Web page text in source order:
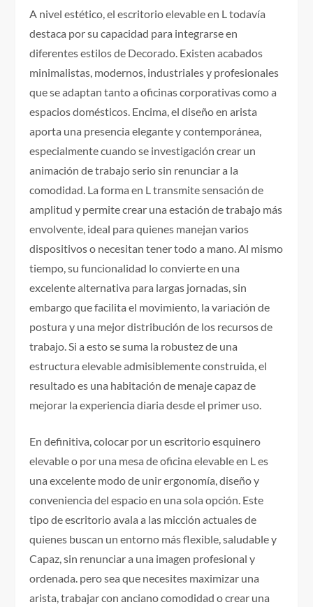
A nivel estético, el escritorio elevable en L todavía
destaca por su capacidad para integrarse en
diferentes estilos de Decorado. Existen acabados
minimalistas, modernos, industriales y profesionales
que se adaptan tanto a oficinas corporativas como a
espacios domésticos. Encima, el diseño en arista
aporta una presencia elegante y contemporánea,
especialmente cuando se investigación crear un
animación de trabajo serio sin renunciar a la
comodidad. La forma en L transmite sensación de
amplitud y permite crear una estación de trabajo más
envolvente, ideal para quienes manejan varios
dispositivos o necesitan tener todo a mano. Al mismo
tiempo, su funcionalidad lo convierte en una
excelente alternativa para largas jornadas, sin
embargo que facilita el movimiento, la variación de
postura y una mejor distribución de los recursos de
trabajo. Si a esto se suma la robustez de una
estructura elevable admisiblemente construida, el
resultado es una habitación de menaje capaz de
mejorar la experiencia diaria desde el primer uso.
En definitiva, colocar por un escritorio esquinero
elevable o por una mesa de oficina elevable en L es
una excelente modo de unir ergonomía, diseño y
conveniencia del espacio en una sola opción. Este
tipo de escritorio avala a las micción actuales de
quienes buscan un entorno más flexible, saludable y
Capaz, sin renunciar a una imagen profesional y
ordenada. pero sea que necesites maximizar una
arista, trabajar con anciano comodidad o crear una